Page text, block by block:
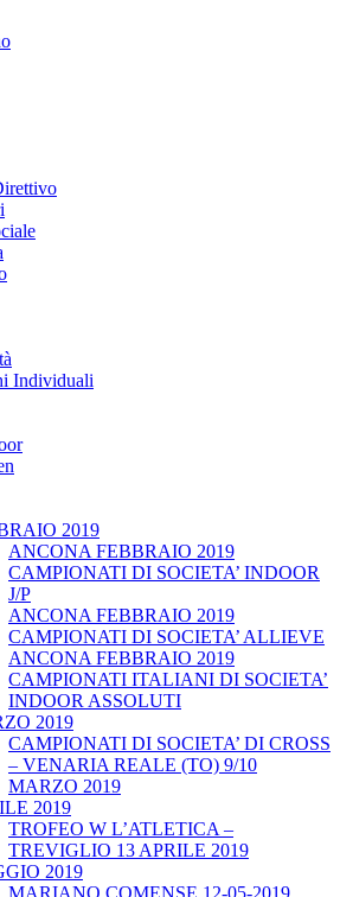
Individuali
2019
ANCONA FEBBRAIO 2019
CAMPIONATI DI SOCIETA’ INDOOR
J/P
ANCONA FEBBRAIO 2019
CAMPIONATI DI SOCIETA’ ALLIEVE
ANCONA FEBBRAIO 2019
CAMPIONATI ITALIANI DI SOCIETA’
INDOOR ASSOLUTI
2019
CAMPIONATI DI SOCIETA’ DI CROSS
– VENARIA REALE (TO) 9/10
MARZO 2019
2019
TROFEO W L’ATLETICA –
TREVIGLIO 13 APRILE 2019
2019
MARIANO COMENSE 12-05-2019